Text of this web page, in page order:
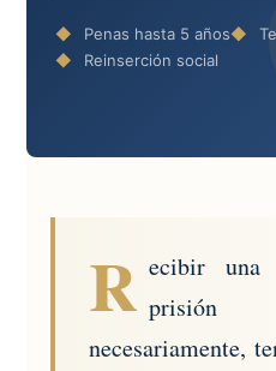
Penas hasta 5 años
Reinserción social
R ecibir una
prisión
necesariamente,